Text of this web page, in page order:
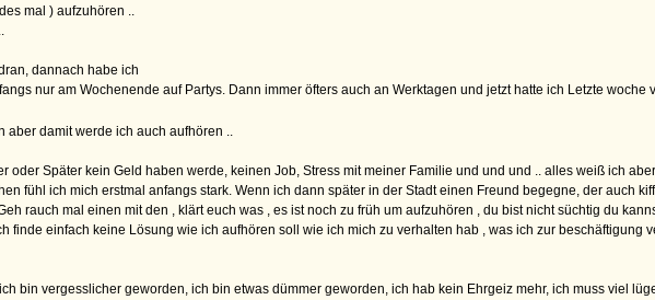
mal ) aufzuhören ..
dannach habe ich
nur am Wochenende auf Partys. Dann immer öfters auch an Werktagen und jetzt hatte ich Letzte
aber damit werde ich auch aufhören ..
oder Später kein Geld haben werde, keinen Job, Stress mit meiner Familie und und und .. alles weiß ich
fühl ich mich erstmal anfangs stark. Wenn ich dann später in der Stadt einen Freund begegne, der auch
rauch mal einen mit den , klärt euch was , es ist noch zu früh um aufzuhören , du bist nicht süchtig du
finde einfach keine Lösung wie ich aufhören soll wie ich mich zu verhalten hab , was ich zur beschäftigung
bin vergesslicher geworden, ich bin etwas dümmer geworden, ich hab kein Ehrgeiz mehr, ich muss viel